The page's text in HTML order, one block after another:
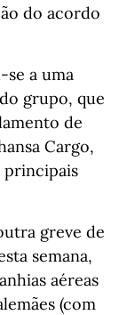
do acordo
se a uma
grupo, que
de
Cargo,
principais
greve de
semana,
aéreas
(com